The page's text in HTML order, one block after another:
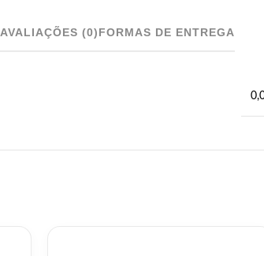
AVALIAÇÕES (0)FORMAS DE ENTREGA